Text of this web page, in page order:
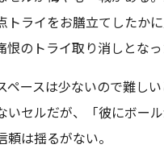
トライをお膳立てしたか
恨のトライ取り消しとなっ
ペースは少ないので難し
いセルだが、「彼にボー
頼は揺るがない。